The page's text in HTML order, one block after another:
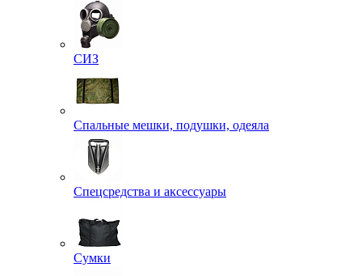
СИЗ
Спальные мешки, подушки, одеяла
Спецсредства и аксессуары
Сумки